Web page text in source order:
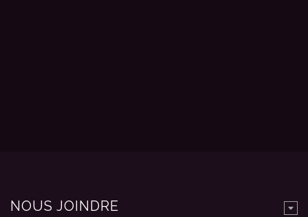
NOUS JOINDRE